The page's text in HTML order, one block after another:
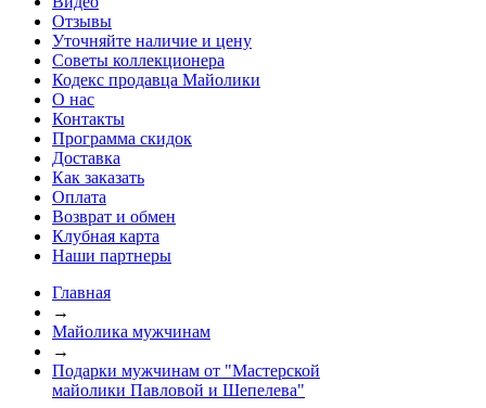
Отзывы
Уточняйте наличие и цену
Советы коллекционера
Кодекс продавца Майолики
О нас
Контакты
Программа скидок
Доставка
Как заказать
Оплата
Возврат и обмен
Клубная карта
Наши партнеры
Главная
→
Майолика мужчинам
→
Подарки мужчинам от "Мастерской
майолики Павловой и Шепелева"